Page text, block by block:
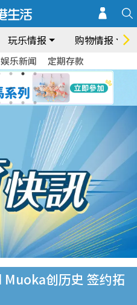
玩乐情报 购物情报
娱乐新闻 定期存款
创历史 签约拓